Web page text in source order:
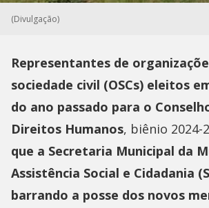
(Divulgação)
Representantes de
sociedade civil (OSCs) eleitos
do ano passado para o
Direitos Humanos, biênio 2024-
que a Secretaria Municipal da
Assistência Social e Cidadania
barrando a posse dos novos